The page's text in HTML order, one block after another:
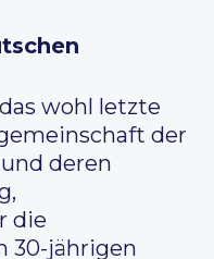
wohl letzte
der
deren
die
30-jährigen